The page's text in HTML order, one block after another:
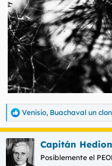
R
e
a
c
c
Venisio, Buachaval un clon
Capitán
Posiblemente el